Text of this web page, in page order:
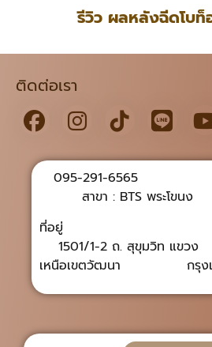
รีวิว ผลหลังฉีดโบ
ติดต่อเรา
095-291-6565
สาขา : BTS พระโขนง
ที่อยู่
1501/1-2 ถ. สุขุมวิท แ
เหนือเขตวัฒนา กรุงเทพ